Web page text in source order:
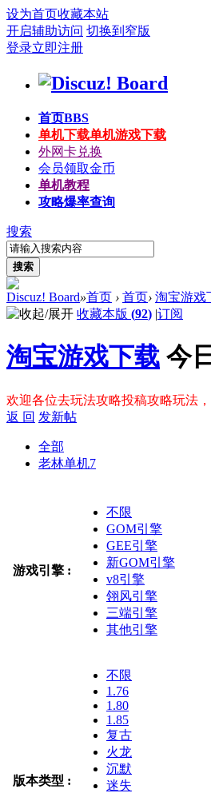
设为首页收藏本站
开启辅助访问 切换到窄版
登录立即注册
首页BBS
单机下载单机游戏下载
外网卡兑换
会员领取金币
单机教程
攻略爆率查询
搜索
搜索
Discuz! Board»首页 › 首页› 淘宝游戏
收藏本版 (92) |订阅
淘宝游戏下载 今
欢迎各位去玩法攻略投稿攻略玩法
返 回 发新帖
全部
老林单机7
游戏引擎 :
不限
GOM引擎
GEE引擎
新GOM引擎
v8引擎
翎风引擎
三端引擎
其他引擎
版本类型 :
不限
1.76
1.80
1.85
复古
火龙
沉默
迷失